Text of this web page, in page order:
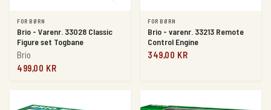
FOR BØRN
Brio - Varenr. 33028 Classic
Figure set Togbane
Brio
499,00 KR
FOR BØRN
Brio - varenr. 33213 Remote
Control Engine
349,00 KR